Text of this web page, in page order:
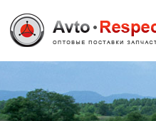
Джапан Авто